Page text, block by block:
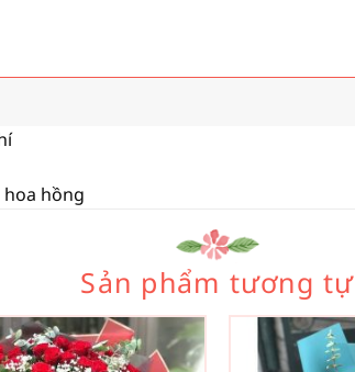
hồng
Sản phẩm tương tự